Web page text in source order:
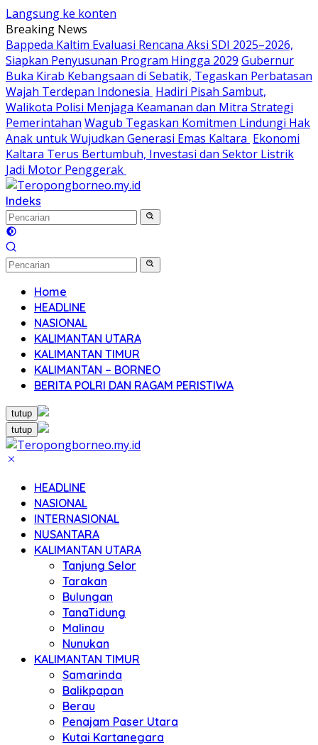
Langsung ke konten
Breaking News
Bappeda Kaltim Evaluasi Rencana Aksi SDI 2025–2026,
Siapkan Penyusunan Program Hingga 2029 Gubernur
Buka Kirab Kebangsaan di Sebatik, Tegaskan Perbatasan
Wajah Terdepan Indonesia Hadiri Pisah Sambut,
Walikota Polisi Menjaga Keamanan dan Mitra Strategi
Pemerintahan Wagub Tegaskan Komitmen Lindungi Hak
Anak untuk Wujudkan Generasi Emas Kaltara Ekonomi
Kaltara Terus Bertumbuh, Investasi dan Sektor Listrik
Jadi Motor Penggerak
Indeks
Home
HEADLINE
NASIONAL
KALIMANTAN UTARA
KALIMANTAN TIMUR
KALIMANTAN – BORNEO
BERITA POLRI DAN RAGAM PERISTIWA
tutup
tutup
HEADLINE
NASIONAL
INTERNASIONAL
NUSANTARA
KALIMANTAN UTARA
Tanjung Selor
Tarakan
Bulungan
TanaTidung
Malinau
Nunukan
KALIMANTAN TIMUR
Samarinda
Balikpapan
Berau
Penajam Paser Utara
Kutai Kartanegara